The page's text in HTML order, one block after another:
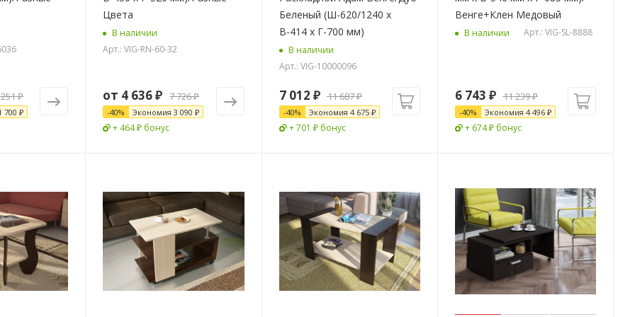
₽
700 ₽
Цвета
В наличии
Арт.: VIG-RN-60-32
от 4 636 ₽ 7 726 ₽
-40% Экономия3 090 ₽
+ 464 ₽ бонус
Беленый (Ш-620/1240 х
В-414 х Г-700 мм)
В наличии
Арт.: VIG-10000096
7 012 ₽ 11 687₽
-40% Экономия 4 675₽
+ 701 ₽ бонус
Венге+Клен Медовый
В наличии Арт.: VIG-SL-8888
6 743 ₽ 11 239₽
-40% Экономия 4 496₽
+ 674 ₽ бонус